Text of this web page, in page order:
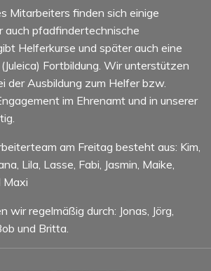
Mitarbeiters finden sich einige
auch pfadfindertechnische
Helferkurse und später auch eine
Fortbildung. Wir unterstützen
der Ausbildung zum Helfer bzw.
im Ehrenamt und in unserer
am Freitag besteht aus: Kim,
Lila, Lasse, Fabi, Jasmin, Maike,
Maxi
regelmäßig durch: Jonas, Jörg,
und Britta.